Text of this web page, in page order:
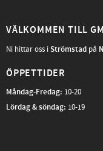
VÄLKOMMEN TILL
Ni hittar oss iStrömstad på
ÖPPETTIDER
Måndag-Fredag: 10-20
Lördag & söndag: 10-19